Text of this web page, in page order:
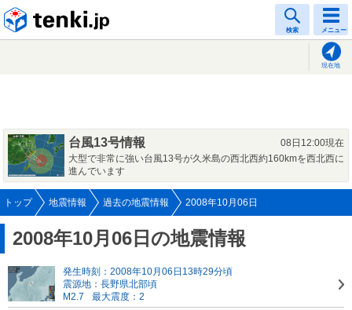
検索 メニュー
現在地
台風13号情報
08日12:00現在
大型で非常に強い台風13号が久米島の西北西約160kmを西北西に
進んでいます
トップ 地震情報 過去の地震情報 2008年10月06日
2008年10月06日の地震情報
発生時刻：2008年10月06日13時29分頃
震源地：長野県北部頃
M2.7
最大震度：2